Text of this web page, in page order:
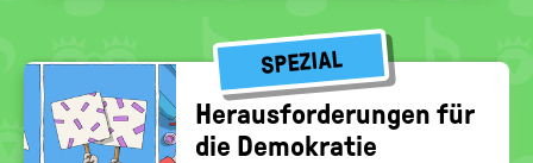
SPEZIAL
Her­aus­for­de­run­gen für
die De­mo­kra­tie